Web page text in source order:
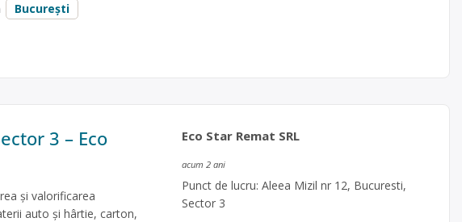
București
3 – Eco
și valorificarea
auto și hârtie, carton,
Eco Star Remat SRL
acum 2 ani
Punct de lucru: Aleea Mizil nr 12, Bucuresti,
Sector 3